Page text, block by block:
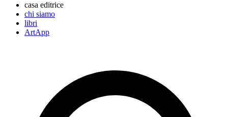
casa editrice
chi siamo
libri
ArtApp